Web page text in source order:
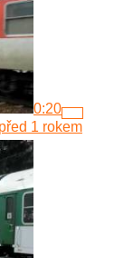
0:20
před 1 rokem